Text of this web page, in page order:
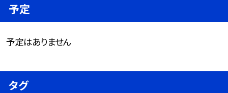
予定
予定はありません
タグ